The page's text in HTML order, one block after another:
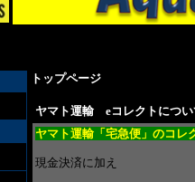
トップページ＞
ヤマト運輸 eコレクトについ
ヤマト運輸「宅急便」のコレ
現金決済に加え